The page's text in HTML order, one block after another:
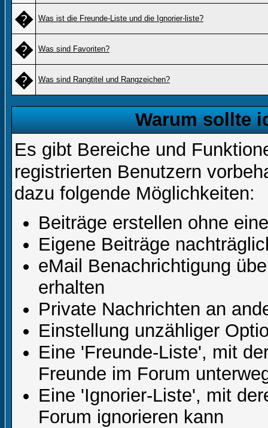
� Was ist die Freunde-Liste und die Ignorier-liste?
� Was sind Favoriten?
� Was sind Rangtitel und Rangzeichen?
Warum sollte
Es gibt Bereiche und
registrierten Benutzern
dazu folgende Möglichkeiten:
Beiträge erstellen ohne
Eigene Beiträge
eMail Benachrichtigung
erhalten
Private Nachrichten an
Einstellung unzähliger
Eine 'Freunde-Liste', mit
Freunde im Forum
Eine 'Ignorier-Liste', mit
Forum ignorieren kann